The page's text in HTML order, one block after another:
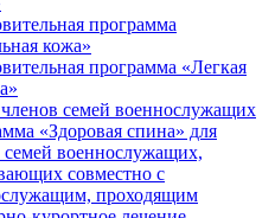
программа
кожа»
программа «Легкая
семей военнослужащих
«Здоровая спина» для
семей военнослужащих,
совместно с
проходящим